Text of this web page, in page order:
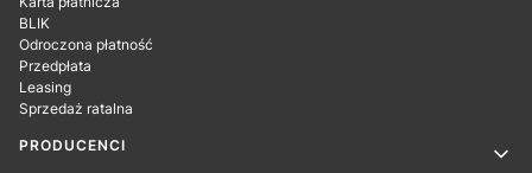
BLIK
Odroczona płatność
Przedpłata
Leasing
Sprzedaż ratalna
PRODUCENCI